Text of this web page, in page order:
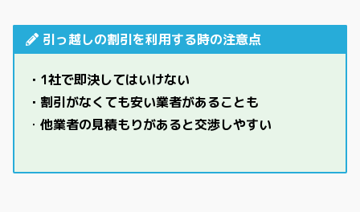
引っ越しの割引を利用する時の注意点
・1社で即決してはいけない
・割引がなくても安い業者があることも
・ 他業者の見積もりがあると交渉しやすい